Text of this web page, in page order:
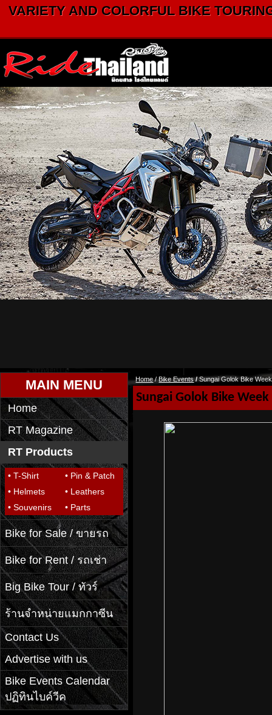
VARIETY AND COLORFUL BIKE
MAIN MENU
Home
RT Magazine
RT Products
• T-Shirt
• Pin & Patch
• Helmets
• Leathers
• Souvenirs
• Parts
Bike for Sale / ขายรถ
Bike for Rent / รถเช่า
Big Bike Tour / ทัวร์
ร้านจำหน่ายแมกกาซีน
Contact Us
Advertise with us
Bike Events Calendar
ปฏิทินไบค์วีค
Home/Bike Events/Sungai Golok Bike
Sungai Golok Bike